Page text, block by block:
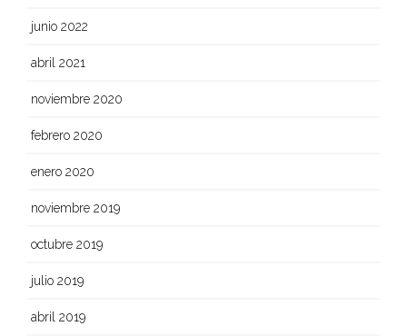
junio 2022
abril 2021
noviembre 2020
febrero 2020
enero 2020
noviembre 2019
octubre 2019
julio 2019
abril 2019